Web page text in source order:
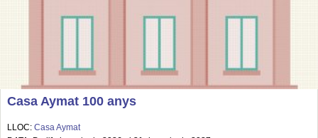
Casa Aymat 100 anys
LLOC: Casa Aymat